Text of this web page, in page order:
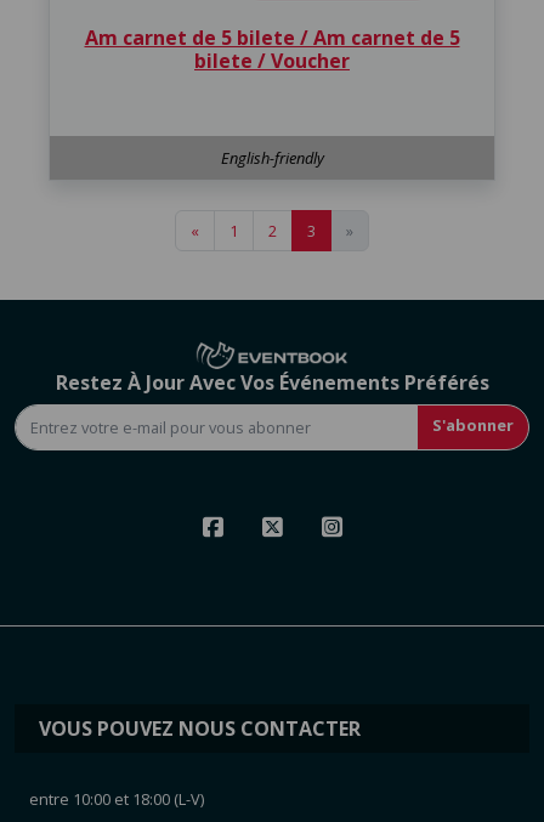
Am carnet de 5 bilete / Am carnet de 5
bilete / Voucher
English-friendly
« 1 2 3 »
Restez À Jour Avec Vos Événements Préférés
S'abonner
VOUS POUVEZ NOUS CONTACTER
entre 10:00 et 18:00 (L-V)